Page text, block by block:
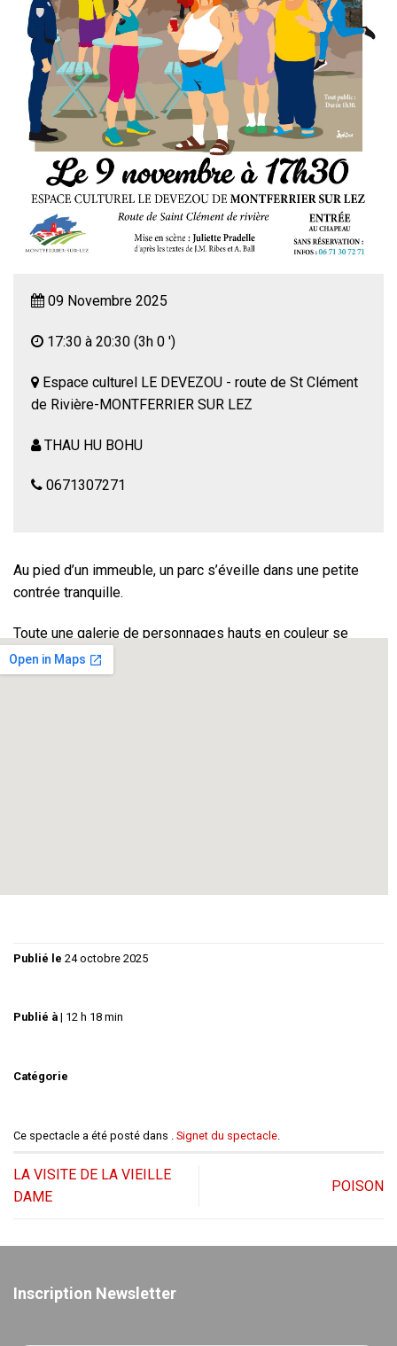
09 Novembre 2025
17:30 à 20:30 (3h 0 ')
Espace culturel LE DEVEZOU - route de St Clément
de Rivière-MONTFERRIER SUR LEZ
THAU HU BOHU
0671307271
Au pied d’un immeuble, un parc s’éveille dans une petite
contrée tranquille.
Toute une galerie de personnages hauts en couleur se
croisent pour nous raconter une symphonie de l’époque.
Publié le 24 octobre 2025
Publié à | 12 h 18 min
Catégorie
Ce spectacle a été posté dans . Signet du spectacle
LA VISITE DE LA VIEILLE
DAME
POISON
Inscription Newsletter